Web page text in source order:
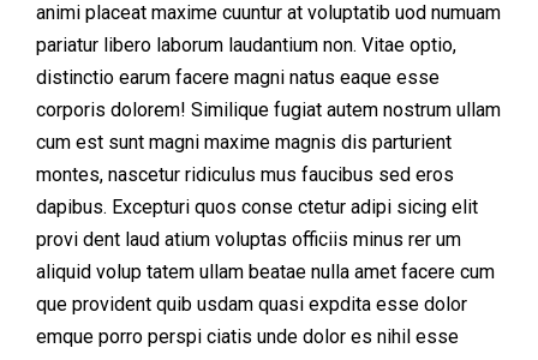
animi placeat maxime cuuntur at voluptatib uod numuam
pariatur libero laborum laudantium non. Vitae optio,
distinctio earum facere magni natus eaque esse
corporis dolorem! Similique fugiat autem nostrum ullam
cum est sunt magni maxime magnis dis parturient
montes, nascetur ridiculus mus faucibus sed eros
dapibus. Excepturi quos conse ctetur adipi sicing elit
provi dent laud atium voluptas officiis minus rer um
aliquid volup tatem ullam beatae nulla amet facere cum
que provident quib usdam quasi expdita esse dolor
emque porro perspi ciatis unde dolor es nihil esse